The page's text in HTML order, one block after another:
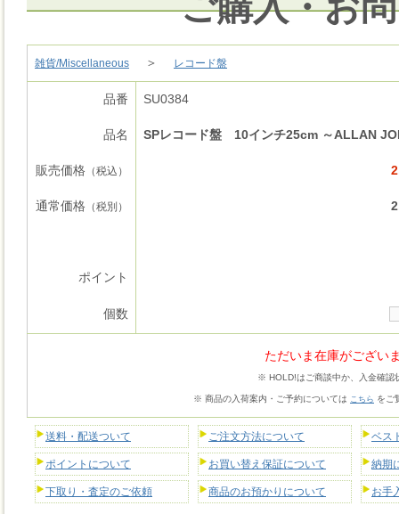
雑貨/Miscellaneous ＞ レコード盤
品番 SU0384
品名 SPレコード盤 10インチ25cm ～ALLAN
販売価格 （税込）
通常価格 （税別）
ポイント
個数
ただいま在庫がござい
※ HOLD!はご商談中か、入金確認
※ 商品の入荷案内・ご予約については こちら をご
送料・配送ついて ご注文方法について ベス
ポイントについて お買い替え保証について 納期
下取り・査定のご依頼 商品のお預かりについて お手